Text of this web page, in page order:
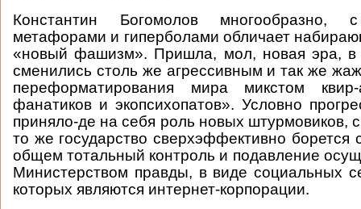
Константин Богомолов многообразно,
метафорами и гиперболами обличает
«новый фашизм». Пришла, мол, новая эра, в
сменились столь же агрессивным и так же
переформатирования мира микстом
фанатиков и экопсихопатов». Условно
приняло-де на себя роль новых штурмовиков,
то же государство сверхэффективно
общем тотальный контроль и подавление
Министерством правды, в виде социальных
которых являются интернет-корпорации.